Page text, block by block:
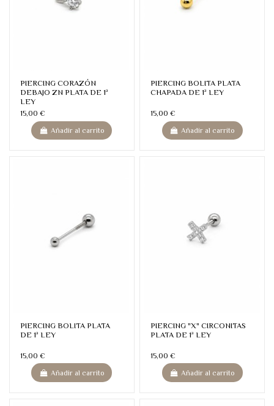
PIERCING CORAZÓN
DEBAJO ZN PLATA DE 1ª
LEY
15,00 €
Añadir al carrito
PIERCING BOLITA PLATA
CHAPADA DE 1ª LEY
15,00 €
Añadir al carrito
PIERCING BOLITA PLATA
DE 1ª LEY
15,00 €
Añadir al carrito
PIERCING "X" CIRCONITAS
PLATA DE 1ª LEY
15,00 €
Añadir al carrito